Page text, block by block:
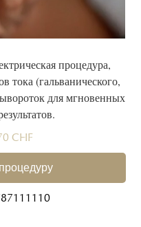
процедура,
тока (гальванического,
для мгновенных
CHF